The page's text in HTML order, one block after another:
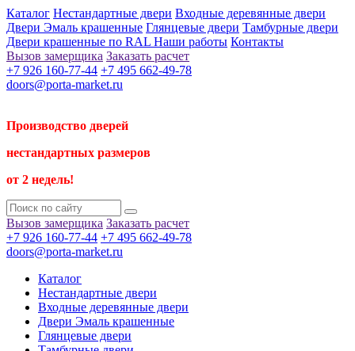
Каталог Нестандартные двери Входные деревянные двери
Двери Эмаль крашенные Глянцевые двери Тамбурные двери
Двери крашенные по RAL Наши работы Контакты
Вызов замерщика Заказать расчет
+7 926 160-77-44 +7 495 662-49-78
doors@porta-market.ru
Производство дверей
нестандартных размеров
от 2 недель!
Вызов замерщика Заказать расчет
+7 926 160-77-44 +7 495 662-49-78
doors@porta-market.ru
Каталог
Нестандартные двери
Входные деревянные двери
Двери Эмаль крашенные
Глянцевые двери